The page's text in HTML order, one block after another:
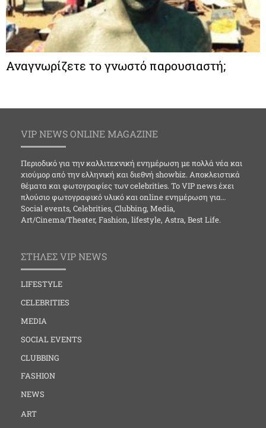
Αναγνωρίζετε το γνωστό παρουσιαστή;
VIP NEWS ONLINE MAGAZINE
Περιοδικό για την καλλιτεχνική ενημέρωση με πολλά νέα και
χιούμορ από την ελληνική και διεθνή showbiz. Αποκλειστικά
θέματα και φωτογραφίες των celebrities. Το VIP news έχει
πλούσιο φωτογραφικό υλικό και online ενημέρωση για…
Social events, Celebrities, Clubbing, Media,
Art/Cinema/Theater, Fashion, lifestyle, Astra, Best Life.
ΣΤΗΛΕΣ VIP NEWS
LIFESTYLE
CELEBRITIES
MEDIA
SOCIAL EVENTS
CLUBBING
FASHION
NEWS
ART